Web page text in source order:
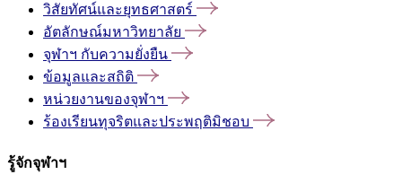
วิสัยทัศน์และยุทธศาสตร์
อัตลักษณ์มหาวิทยาลัย
จุฬาฯ กับความยั่งยืน
ข้อมูลและสถิติ
หน่วยงานของจุฬาฯ
ร้องเรียนทุจริตและประพฤติมิชอบ
รู้จักจุฬาฯ